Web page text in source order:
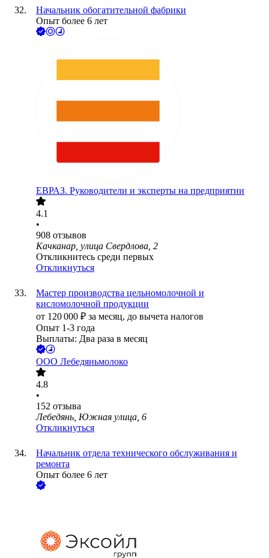
Начальник обогатительной фабрики
Опыт более 6 лет
ЕВРАЗ. Руководители и эксперты на предприятии
4.1
•
908 отзывов
Качканар, улица Свердлова, 2
Откликнитесь среди первых
Откликнуться
Мастер производства цельномолочной и
кисломолочной продукции
от 120 000 ₽ за месяц, до вычета налогов
Опыт 1-3 года
Выплаты: Два раза в месяц
ООО Лебедяньмолоко
4.8
•
152 отзыва
Лебедянь, Южная улица, 6
Откликнуться
Начальник отдела технического обслуживания и
ремонта
Опыт более 6 лет